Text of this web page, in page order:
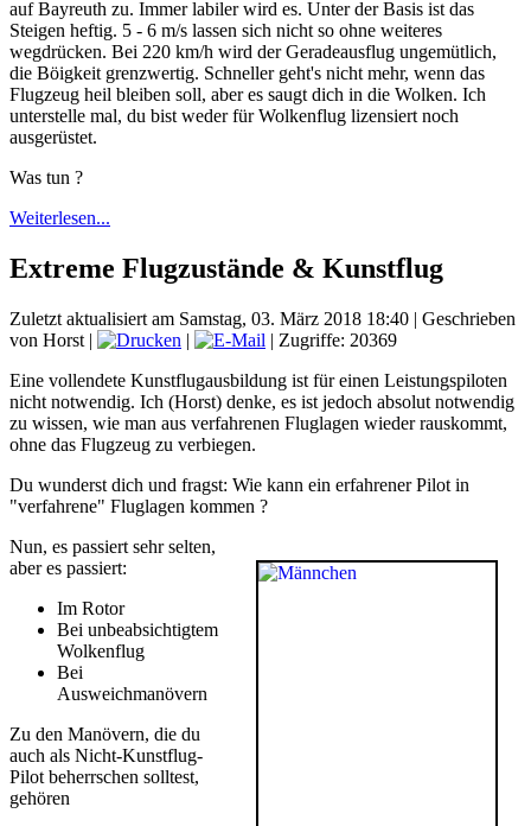
auf Bayreuth zu. Immer labiler wird es. Unter der Basis ist das
Steigen heftig. 5 - 6 m/s lassen sich nicht so ohne weiteres
wegdrücken. Bei 220 km/h wird der Geradeausflug ungemütlich,
die Böigkeit grenzwertig. Schneller geht's nicht mehr, wenn das
Flugzeug heil bleiben soll, aber es saugt dich in die Wolken. Ich
unterstelle mal, du bist weder für Wolkenflug lizensiert noch
ausgerüstet.
Was tun ?
Weiterlesen...
Extreme Flugzustände & Kunstflug
Zuletzt aktualisiert am Samstag, 03. März 2018 18:40 | Geschrieben
von Horst | |
| Zugriffe: 20369
Eine vollendete Kunstflugausbildung ist für einen Leistungspiloten
nicht notwendig. Ich (Horst) denke, es ist jedoch absolut notwendig
zu wissen, wie man aus verfahrenen Fluglagen wieder rauskommt,
ohne das Flugzeug zu verbiegen.
Du wunderst dich und fragst: Wie kann ein erfahrener Pilot in
"verfahrene" Fluglagen kommen ?
Nun, es passiert sehr selten,
aber es passiert:
Im Rotor
Bei unbeabsichtigtem
Wolkenflug
Bei
Ausweichmanövern
Zu den Manövern, die du
auch als Nicht-Kunstflug-
Pilot beherrschen solltest,
gehören